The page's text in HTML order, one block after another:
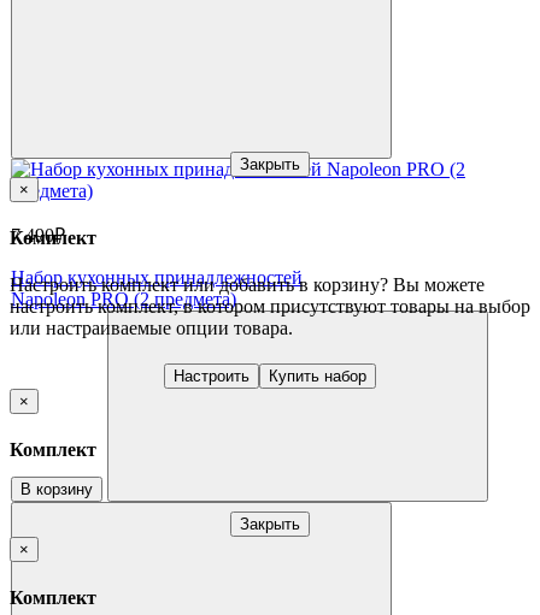
7 490₽
Набор кухонных принадлежностей
Napoleon PRO (2 предмета)
В корзину
Закрыть
×
Комплект
Настроить комплект или добавить в корзину? Вы можете
настроить комплект, в котором присутствуют товары на выбор
или настраиваемые опции товара.
Настроить
Купить набор
×
Комплект
Закрыть
×
Комплект